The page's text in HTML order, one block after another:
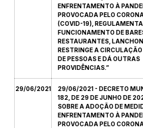
ENFRENTAMENTO À
PROVOCADA PELO
(COVID-19),
FUNCIONAMENTO DE
RESTAURANTES,
RESTRINGE A
DE PESSOAS E DÁ OUTRAS
PROVIDÊNCIAS.”
29/06/2021
29/06/2021 - DECRETO
182, DE 29 DE JUNHO DE
SOBRE A ADOÇÃO DE
ENFRENTAMENTO À
PROVOCADA PELO